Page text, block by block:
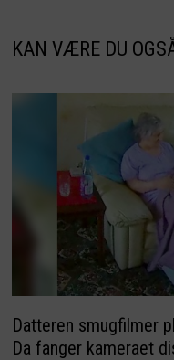
KAN VÆRE DU
Datteren smugfilmer
Da fanger kameraet